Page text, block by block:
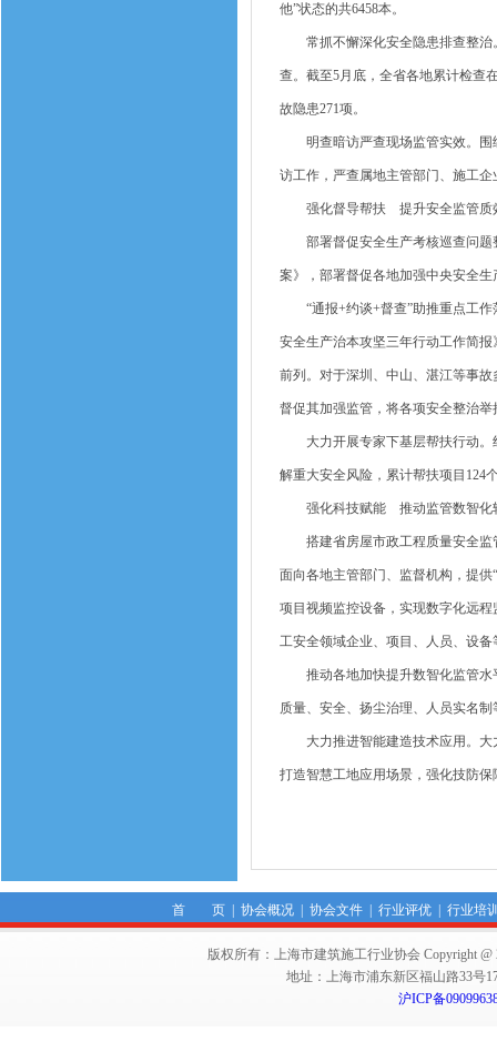
他”状态的共6458本。
常抓不懈深化安全隐患排查整治
查。截至5月底，全省各地累计检查
故隐患271项。
明查暗访严查现场监管实效。围
访工作，严查属地主管部门、施工
强化督导帮扶 提升安全监管质
部署督促安全生产考核巡查问题
案》，部署督促各地加强中央安全
“通报+约谈+督查”助推重点工作
安全生产治本攻坚三年行动工作简
前列。对于深圳、中山、湛江等事
督促其加强监管，将各项安全整治举
大力开展专家下基层帮扶行动。
解重大安全风险，累计帮扶项目124
强化科技赋能 推动监管数智化
搭建省房屋市政工程质量安全监
面向各地主管部门、监督机构，提
项目视频监控设备，实现数字化远
工安全领域企业、项目、人员、设
推动各地加快提升数智化监管水
质量、安全、扬尘治理、人员实名
大力推进智能建造技术应用。大
打造智慧工地应用场景，强化技防保
首 页| 协会概况| 协会文件| 行业评优| 行业培
版权所有：上海市建筑施工行业协会 Copyright @
地址：上海市浦东新区福山路33号
沪ICP备